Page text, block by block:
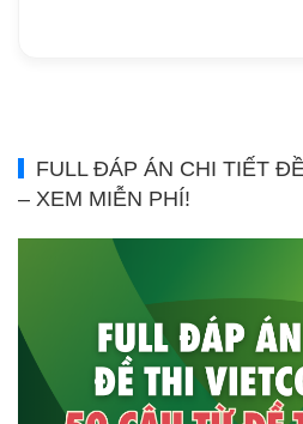
FULL ĐÁP ÁN CHI TIẾT
– XEM MIỄN PHÍ!